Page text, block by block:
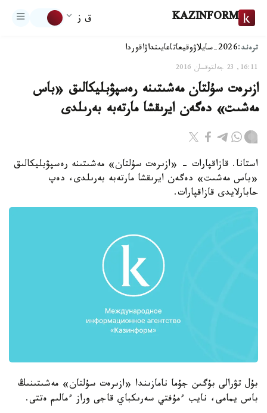
KAZINFORM ق ز
ترەند:2026-سايلاۋ وقيعاتاعايىنداۋاقوردا
16:11, 23 جەلتوقسان 2016
ازىرەت سۇلتان مەشىتىنە رەسپۋبليكالىق «باس
مەشىت» دەگەن ايرىقشا مارتەبە بەرىلدى
استانا. قازاقپارات - «ازىرەت سۇلتان» مەشىتىنە رەسپۋبليكالىق
«باس مەشىت» دەگەن ايرىقشا مارتەبە بەرىلدى، دەپ
حابارلايدى قازاقپارات.
بۇل تۋرالى بۇگىن جۇما نامازىندا «ازىرەت سۇلتان» مەشىتىنىڭ
باس يمامى، نايب ءمۇفتي سەرىكباي قاجى وراز ءمالىم ەتتى.